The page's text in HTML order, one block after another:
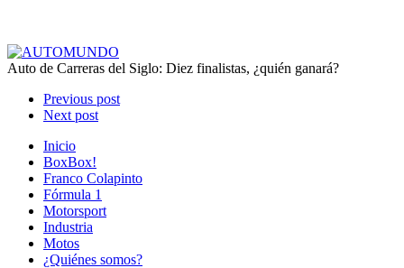
Auto de Carreras del Siglo: Diez finalistas, ¿quién ganará?
Previous post
Next post
Inicio
BoxBox!
Franco Colapinto
Fórmula 1
Motorsport
Industria
Motos
¿Quiénes somos?